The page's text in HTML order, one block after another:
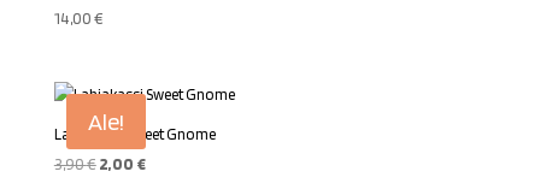
14,00€
Ale!
Lahjakassi Sweet Gnome
3,90€ Alkuperäinen
2,00 €Nykyinen